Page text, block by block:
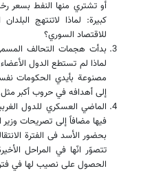
أو تشتري منها النفط بسعر
كبيرة: لماذا لاتنتهج
للاقتصاد السوري؟
بدأت هجمات التحالف
لماذا لم تستطع الدول
مصنوعة بأيدي الحكومات
إلى أهدافه في حروب أكبر مثل
الماضي العسكري للدول
فيها مضافاً إلى تصريحات
بحضور الأسد فى الفترة
تتصوّر انّها في المراحل
الحصول على نصيب لها في